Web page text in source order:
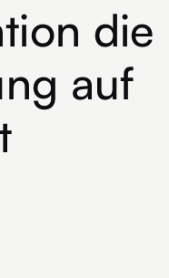
die
auf